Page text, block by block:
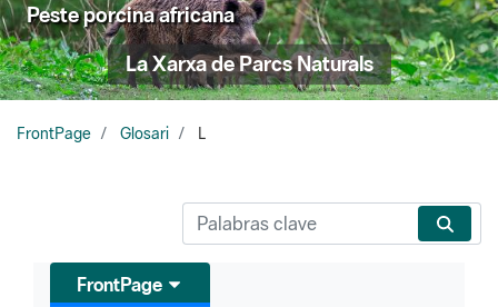
Peste porcina africana
La Xarxa de Parcs Naturals
FrontPage Glosari L
FrontPage